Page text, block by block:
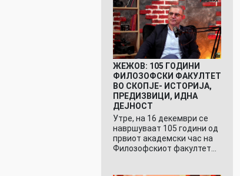
ЖЕЖОВ: 105 ГОДИНИ
ФИЛОЗОФСКИ ФАКУЛТЕТ
ВО СКОПЈЕ- ИСТОРИЈА,
ПРЕДИЗВИЦИ, ИДНА
ДЕЈНОСТ
Утре, на 16 декември се
навршуваат 105 години од
првиот академски час на
Филозофскиот факултет…